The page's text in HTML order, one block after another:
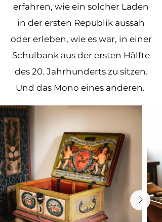
erfahren, wie ein solcher Laden
in der ersten Republik aussah
oder erleben, wie es war, in einer
Schulbank aus der ersten Hälfte
des 20. Jahrhunderts zu sitzen.
Und das Mono eines anderen.